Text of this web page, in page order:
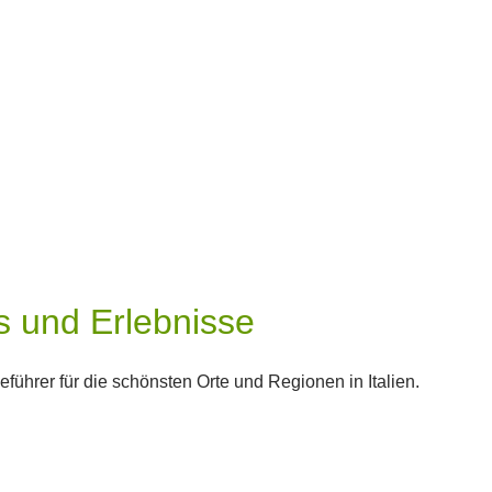
und Erlebnisse
für die schönsten Orte und Regionen in Italien.